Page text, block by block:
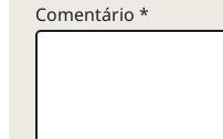
Comentário *